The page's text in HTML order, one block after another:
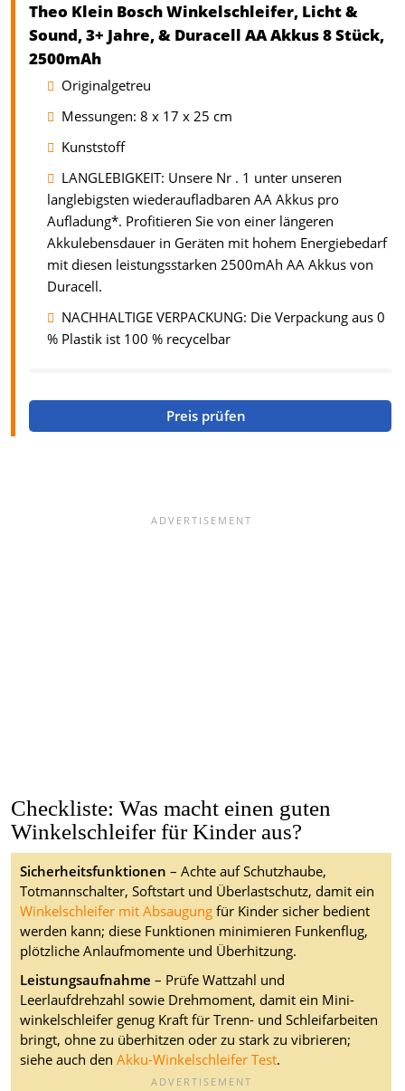
Theo Klein Bosch Winkelschleifer, Licht &
Sound, 3+ Jahre, & Duracell AA Akkus 8 Stück,
2500mAh
Originalgetreu
Messungen: 8 x 17 x 25 cm
Kunststoff
LANGLEBIGKEIT: Unsere Nr . 1 unter unseren
langlebigsten wiederaufladbaren AA Akkus pro
Aufladung*. Profitieren Sie von einer längeren
Akkulebensdauer in Geräten mit hohem Energiebedarf
mit diesen leistungsstarken 2500mAh AA Akkus von
Duracell.
NACHHALTIGE VERPACKUNG: Die Verpackung aus 0
% Plastik ist 100 % recycelbar
Preis prüfen
Checkliste: Was macht einen guten
Winkelschleifer für Kinder aus?
Sicherheitsfunktionen – Achte auf Schutzhaube,
Totmannschalter, Softstart und Überlastschutz, damit ein
Winkelschleifer mit Absaugungfür Kinder sicher bedient
werden kann; diese Funktionen minimieren Funkenflug,
plötzliche Anlaufmomente und Überhitzung.
Leistungsaufnahme – Prüfe Wattzahl und
Leerlaufdrehzahl sowie Drehmoment, damit ein Mini-
winkelschleifer genug Kraft für Trenn- und Schleifarbeiten
bringt, ohne zu überhitzen oder zu stark zu vibrieren;
siehe auch den Akku-Winkelschleifer Test.